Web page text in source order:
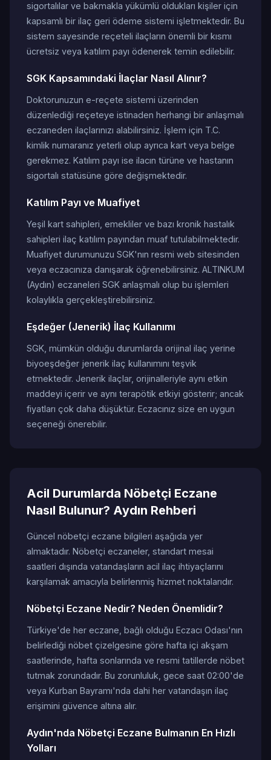
sigortalılar ve bakmakla yükümlü oldukları kişiler için
kapsamlı bir ilaç geri ödeme sistemi işletmektedir. Bu
sistem sayesinde reçeteli ilaçların önemli bir kısmı
ücretsiz veya katılım payı ödenerek temin edilebilir.
SGK Kapsamındaki İlaçlar Nasıl Alınır?
Doktorunuzun e-reçete sistemi üzerinden
düzenlediği reçeteye istinaden herhangi bir anlaşmalı
eczaneden ilaçlarınızı alabilirsiniz. İşlem için T.C.
kimlik numaranız yeterli olup ayrıca kart veya belge
gerekmez. Katılım payı ise ilacın türüne ve hastanın
sigortalı statüsüne göre değişmektedir.
Katılım Payı ve Muafiyet
Yeşil kart sahipleri, emekliler ve bazı kronik hastalık
sahipleri ilaç katılım payından muaf tutulabilmektedir.
Muafiyet durumunuzu SGK'nın resmi web sitesinden
veya eczacınıza danışarak öğrenebilirsiniz. ALTINKUM
(Aydın) eczaneleri SGK anlaşmalı olup bu işlemleri
kolaylıkla gerçekleştirebilirsiniz.
Eşdeğer (Jenerik) İlaç Kullanımı
SGK, mümkün olduğu durumlarda orijinal ilaç yerine
biyoeşdeğer jenerik ilaç kullanımını teşvik
etmektedir. Jenerik ilaçlar, orijinalleriyle aynı etkin
maddeyi içerir ve aynı terapötik etkiyi gösterir; ancak
fiyatları çok daha düşüktür. Eczacınız size en uygun
seçeneği önerebilir.
Acil Durumlarda Nöbetçi Eczane
Nasıl Bulunur? Aydın Rehberi
Güncel nöbetçi eczane bilgileri aşağıda yer
almaktadır. Nöbetçi eczaneler, standart mesai
saatleri dışında vatandaşların acil ilaç ihtiyaçlarını
karşılamak amacıyla belirlenmiş hizmet noktalarıdır.
Nöbetçi Eczane Nedir? Neden Önemlidir?
Türkiye'de her eczane, bağlı olduğu Eczacı Odası'nın
belirlediği nöbet çizelgesine göre hafta içi akşam
saatlerinde, hafta sonlarında ve resmi tatillerde nöbet
tutmak zorundadır. Bu zorunluluk, gece saat 02:00'de
veya Kurban Bayramı'nda dahi her vatandaşın ilaç
erişimini güvence altına alır.
Aydın'nda Nöbetçi Eczane Bulmanın En Hızlı
Yolları